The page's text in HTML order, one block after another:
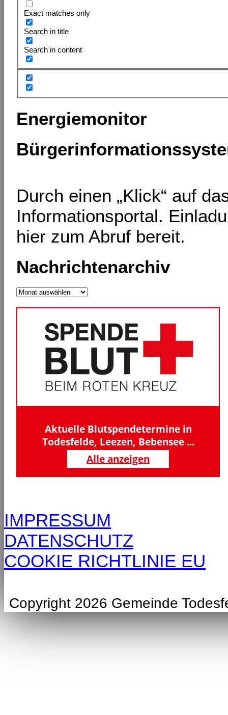
Exact matches only
Search in title
Search in content
Energiemonitor
Durch einen „Klick“ auf
Informationsportal.
hier zum Abruf bereit.
Nachrichtenarchiv
Nachrichtenarchiv
Aktuelle Blutspendetermine in
Todesfelde, Leezen, Bebensee ...
Alle anzeigen
IMPRESSUM
DATENSCHUTZ
COOKIE RICHTLINIE EU
Copyright 2026 Gemeinde